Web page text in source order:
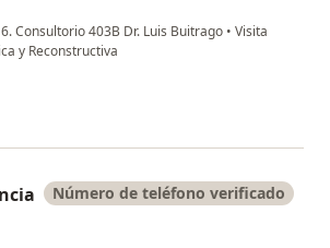
Consultorio 403B Dr. Luis Buitrago • Visita
y Reconstructiva
Bettina Sotillo
Número de teléfono verificado